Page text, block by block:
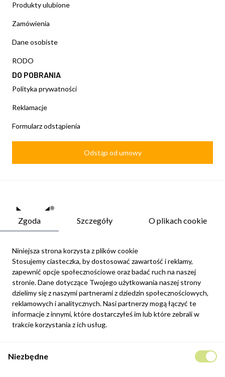
Produkty ulubione
Zamówienia
Dane osobiste
RODO
DO POBRANIA
Polityka prywatności
Reklamacje
Formularz odstąpienia
Odstąp od umowy
Newsletter
Możesz zrezygnować w każdej chwili. W tym celu należy odnaleźć
szczegóły w naszej informacji prawnej.
Zapisz się
internetowego.
Zgoda Szczegóły O plikach cookie
Niniejsza strona korzysta z plików cookie
Stosujemy ciasteczka, by dostosować zawartość i reklamy,
zapewnić opcje społecznościowe oraz badać ruch na naszej
stronie. Dane dotyczące Twojego użytkowania naszej strony
dzielimy się z naszymi partnerami z dziedzin społecznościowych,
reklamowych i analitycznych. Nasi partnerzy mogą łączyć te
informacje z innymi, które dostarczyłeś im lub które zebrali w
trakcie korzystania z ich usług.
Niezbędne